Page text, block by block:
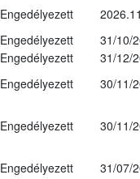
Engedélyezett
Engedélyezett
31/10/
Engedélyezett
31/12/
Engedélyezett
30/11/
Engedélyezett 30/11/
Engedélyezett 31/07/